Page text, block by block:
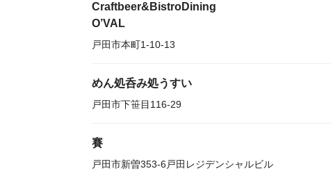
Craftbeer&BistroDining
O’VAL
戸田市本町1-10-13
めん処呑み処うすい
戸田市下笹目116-29
賽
戸田市新曽353-6戸田レジデンシャルビル